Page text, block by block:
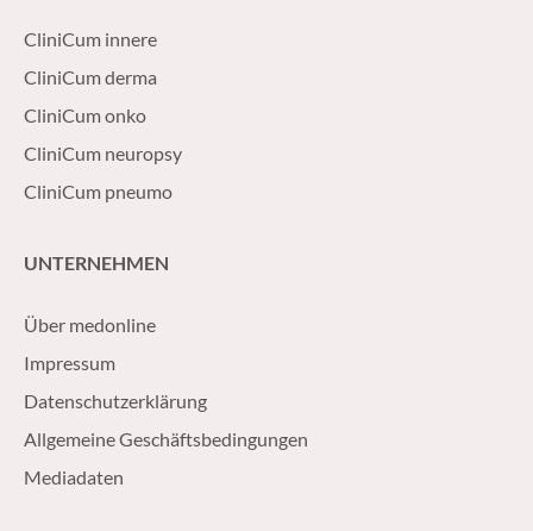
CliniCum innere
CliniCum derma
CliniCum onko
CliniCum neuropsy
CliniCum pneumo
UNTERNEHMEN
Über medonline
Impressum
Datenschutzerklärung
Allgemeine Geschäftsbedingungen
Mediadaten